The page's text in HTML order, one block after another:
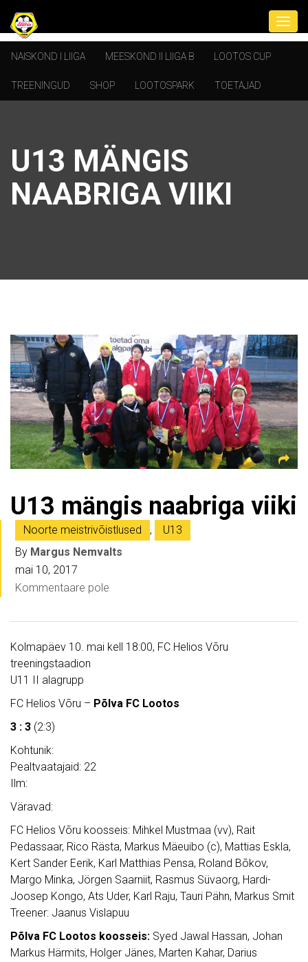
NAISKOND I LIIGA MEESKOND II LIIGA B LOOTOS CUP
TREENINGUD SHOP LOOTOSPARK TOETAJAD
U13 MÄNGIS
NAABRIGA VIIKI
U13 mängis naabriga viiki
Noorte meistrivõistlused ,
U13
By Margus Nemvalts
mai 10, 2017
Kommentaare pole
Kolmapäev 10. mai kell 18:00, FC Helios Võru
treeningstaadion
U11 II alagrupp
FC Helios Võru – Põlva FC Lootos
3 : 3 (2:3)
Kohtunik:
Pealtvaatajaid: 22
Ilm:
Väravad:
FC Helios Võru koosseis: Mihkel Mustmaa (vv), Rait
Pedassaar, Rico Rästa, Markus Mäeuibo (c), Mattias Eskla,
Kert Sander Eerik, Karl Matthias Pensa, Roland Bõkov,
Margo Minka, Jörgen Saarniit, Rasmus Süvaorg, Hardi-
Joosep Kongo, Ats Uder, Karl Raju, Tauri Pähn, Markus Smit
Treener: Jaanus Vislapuu
Põlva FC Lootos koosseis: Syed Jawal Hassan, Johan
Markus Härmits, Holger Jänes, Marten Kahar, Darius